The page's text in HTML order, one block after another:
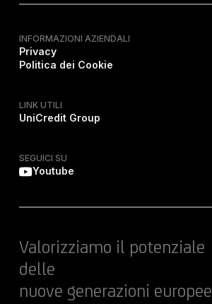
INFORMAZIONI AZIENDALI
Privacy
Politica dei Cookie
LINK UTILI
UniCredit Group
SEGUICI SU
Youtube
Valorizziamo il potenziale
delle
nuove generazioni europee